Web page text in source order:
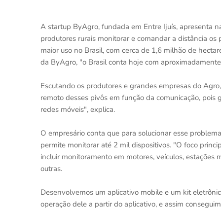
A startup ByAgro, fundada em Entre Ijuís, apresenta
produtores rurais monitorar e comandar a distância
maior uso no Brasil, com cerca de 1,6 milhão de
da ByAgro, "o Brasil conta hoje com
Escutando os produtores e grandes empresas do
remoto desses pivôs em função da comunicação,
redes móveis", explica.
O empresário conta que para solucionar esse
permite monitorar até 2 mil dispositivos. "O foco
incluir monitoramento em motores, veículos, estações
outras.
Desenvolvemos um aplicativo mobile e um kit
operação dele a partir do aplicativo, e assim